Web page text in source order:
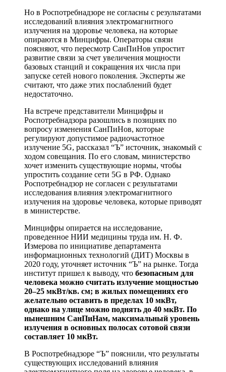
Но в Роспотребнадзоре не согласны с результатами
исследований влияния электромагнитного
излучения на здоровье человека, на которые
опираются в Минцифры. Операторы связи
поясняют, что пересмотр СанПиНов упростит
развитие связи за счет увеличения мощности
базовых станций и сокращения их числа при
запуске сетей нового поколения. Эксперты же
считают, что даже этих послаблений будет
недостаточно.
На встрече представители Минцифры и
Роспотребнадзора разошлись в позициях по
вопросу изменения СанПиНов, которые
регулируют допустимое радиочастотное
излучение 5G, рассказал “Ъ” источник, знакомый с
ходом совещания. По его словам, министерство
хочет изменить существующие нормы, чтобы
упростить создание сети 5G в РФ. Однако
Роспотребнадзор не согласен с результатами
исследования влияния электромагнитного
излучения на здоровье человека, которые приводят
в министерстве.
Минцифры опирается на исследование,
проведенное НИИ медицины труда им. Н. Ф.
Измерова по инициативе департамента
информационных технологий (ДИТ) Москвы в
2020 году, уточняет источник “Ъ” на рынке. Тогда
институт пришел к выводу, что безопасным для
человека можно считать излучение мощностью
20–25 мкВт/кв. см; в жилых помещениях его
желательно оставить в пределах 10 мкВт,
однако на улице можно поднять до 40 мкВт. По
нынешним СанПиНам, максимальный уровень
излучения в основных полосах сотовой связи
составляет 10 мкВт.
В Роспотребнадзоре “Ъ” пояснили, что результаты
существующих исследований влияния